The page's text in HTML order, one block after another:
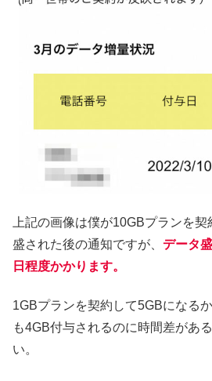
上記の画像は僕が10GBプランを
盛された後の通知ですが、 データ
日程度かかります。
1GBプランを契約して5GBになる
も4GB付与されるのに時間差があ
い。